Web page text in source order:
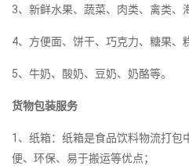
3、新鲜水果、蔬菜、肉类、禽类、
4、方便面、饼干、巧克力、糖果、
5、牛奶、酸奶、豆奶、奶酪等。
货物包装服务
1、纸箱：纸箱是食品饮料物流打
便、环保、易于搬运等优点；